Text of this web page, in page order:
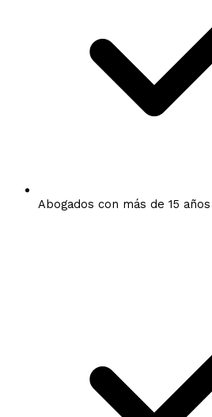
Abogados con más de 15